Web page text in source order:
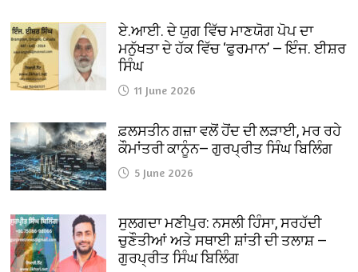
ਏ.ਆਈ. ਦੇ ਯੁਗ ਵਿੱਚ ਮਾਣਯੋਗ ਪੋਪ ਦਾ
ਮਨੁੱਖਤਾ ਦੇ ਹੱਕ ਵਿੱਚ ‘ਫੁਰਮਾਨ’ — ਇੰਜ. ਈਸ਼ਰ
ਸਿੰਘ
11 June 2026
ਫ਼ਲਸਤੀਨ ਗਜ਼ਾ ਵਲੋਂ ਹੋਂਦ ਦੀ ਲੜਾਈ, ਮਰ ਰਹੇ
ਕੌਮਾਂਤਰੀ ਕਾਨੂੰਨ— ਗੁਰਪ੍ਰੀਤ ਸਿੰਘ ਬਿਲਿੰਗ
5 June 2026
ਸੁਲਗਦਾ ਮਣੀਪੁਰ: ਨਸਲੀ ਹਿੰਸਾ, ਸਰਹੱਦੀ
ਚੁਣੌਤੀਆਂ ਅਤੇ ਸਥਾਈ ਸ਼ਾਂਤੀ ਦੀ ਤਲਾਸ਼ —
ਗੁਰਪ੍ਰੀਤ ਸਿੰਘ ਬਿਲਿੰਗ